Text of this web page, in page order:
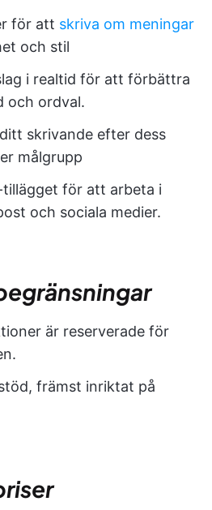
för att skriva om meningar
och stil
i realtid för att förbättra
och ordval.
skrivande efter dess
målgrupp
för att arbeta i
och sociala medier.
är reserverade för
främst inriktat på